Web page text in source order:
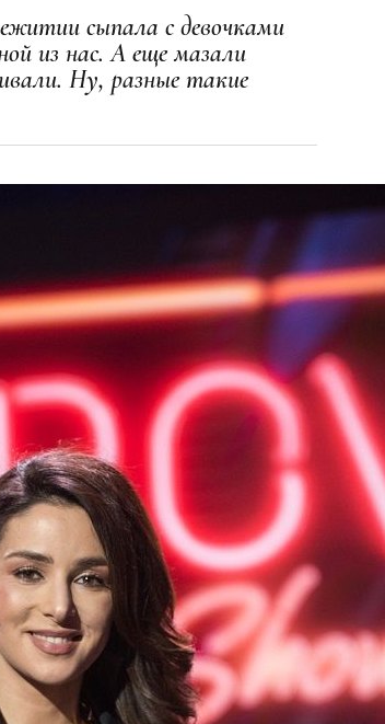
сыпала с девочками
из нас. А еще мазали
Ну, разные такие